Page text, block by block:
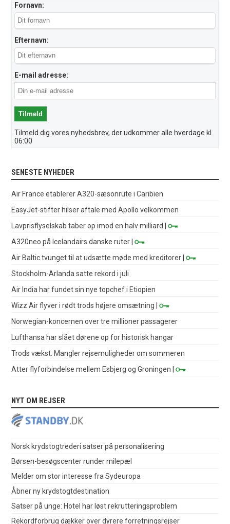
Fornavn:
Efternavn:
E-mail adresse:
Tilmeld dig vores nyhedsbrev, der udkommer alle hverdage kl.
06:00
SENESTE NYHEDER
Air France etablerer A320-sæsonrute i Caribien
EasyJet-stifter hilser aftale med Apollo velkommen
Lavprisflyselskab taber op imod en halv milliard
|
A320neo på Icelandairs danske ruter |
Air Baltic tvunget til at udsætte møde med kreditorer |
Stockholm-Arlanda satte rekord i juli
Air India har fundet sin nye topchef i Etiopien
Wizz Air flyver i rødt trods højere omsætning |
Norwegian-koncernen over tre millioner passagerer
Lufthansa har slået dørene op for historisk hangar
Trods vækst: Mangler rejsemuligheder om sommeren
Atter flyforbindelse mellem Esbjerg og Groningen |
NYT OM REJSER
Norsk krydstogtrederi satser på personalisering
Børsen-besøgscenter runder milepæl
Melder om stor interesse fra Sydeuropa
Åbner ny krydstogtdestination
Satser på unge: Hotel har løst rekrutteringsproblem
Rekordforbrug dækker over dyrere forretningsrejser